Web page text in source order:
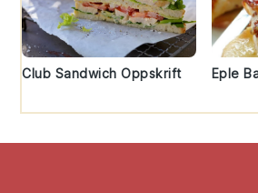
Club Sandwich Oppskrift Eple